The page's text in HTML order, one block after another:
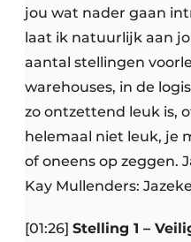
jou wat nader gaan
laat ik natuurlijk aan
aantal stellingen
warehouses, in de
zo ontzettend leuk is,
helemaal niet leuk, je
of oneens op zeggen.
Kay Mullenders:
[01:26] Stelling 1 –